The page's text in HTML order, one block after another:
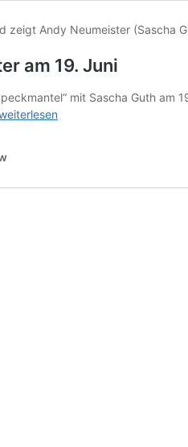
am 19. Juni
mit Sascha Guth am